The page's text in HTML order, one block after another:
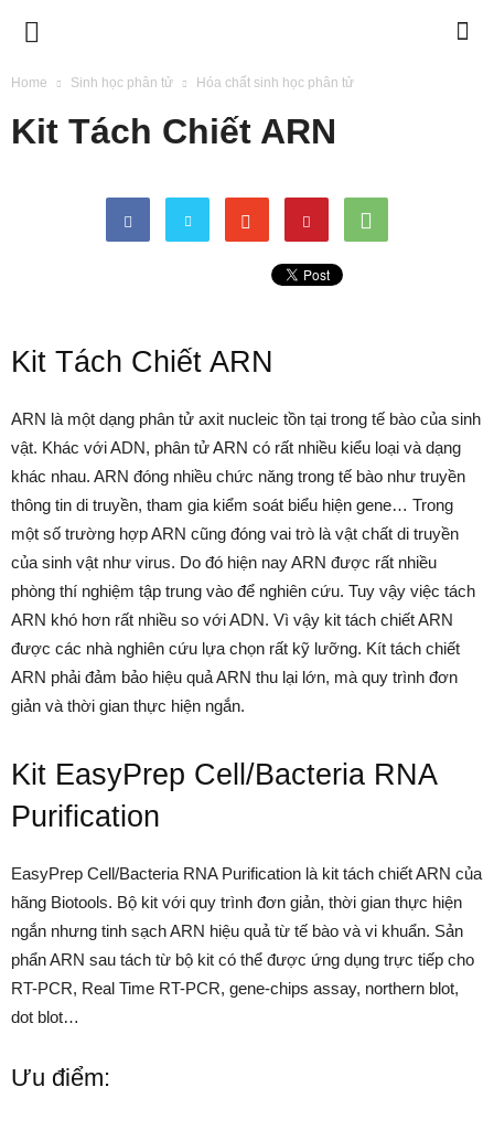
BIMETECH
Home Sinh học phân tử Hóa chất sinh học phân tử
Kit Tách Chiết ARN
Kit Tách Chiết ARN
ARN là một dạng phân tử axit nucleic tồn tại trong tế bào của sinh
vật. Khác với ADN, phân tử ARN có rất nhiều kiểu loại và dạng
khác nhau. ARN đóng nhiều chức năng trong tế bào như truyền
thông tin di truyền, tham gia kiểm soát biểu hiện gene… Trong
một số trường hợp ARN cũng đóng vai trò là vật chất di truyền
của sinh vật như virus. Do đó hiện nay ARN được rất nhiều
phòng thí nghiệm tập trung vào để nghiên cứu. Tuy vậy việc tách
ARN khó hơn rất nhiều so với ADN. Vì vậy kit tách chiết ARN
được các nhà nghiên cứu lựa chọn rất kỹ lưỡng. Kít tách chiết
ARN phải đảm bảo hiệu quả ARN thu lại lớn, mà quy trình đơn
giản và thời gian thực hiện ngắn.
Kit EasyPrep Cell/Bacteria RNA
Purification
EasyPrep Cell/Bacteria RNA Purification là kit tách chiết ARN của
hãng Biotools. Bộ kit với quy trình đơn giản, thời gian thực hiện
ngắn nhưng tinh sạch ARN hiệu quả từ tế bào và vi khuẩn. Sản
phẩn ARN sau tách từ bộ kit có thể được ứng dụng trực tiếp cho
RT-PCR, Real Time RT-PCR, gene-chips assay, northern blot,
dot blot…
Ưu điểm: